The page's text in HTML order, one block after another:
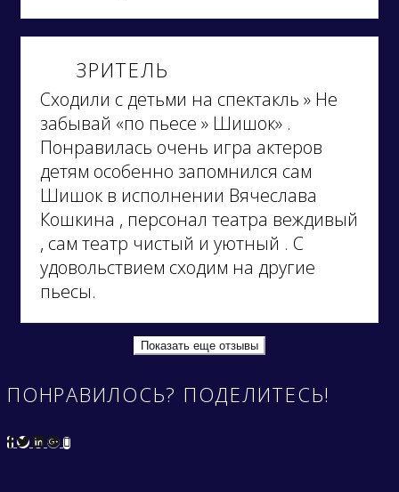
ЗРИТЕЛЬ
Сходили с детьми на спектакль » Не
забывай «по пьесе » Шишок» .
Понравилась очень игра актеров
детям особенно запомнился сам
Шишок в исполнении Вячеслава
Кошкина , персонал театра веждивый
, сам театр чистый и уютный . С
удовольствием сходим на другие
пьесы.
Показать еще отзывы
ПОНРАВИЛОСЬ? ПОДЕЛИТЕСЬ!